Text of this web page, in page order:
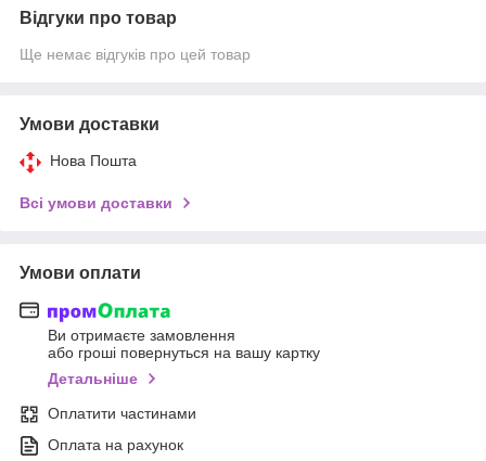
Відгуки про товар
Ще немає відгуків про цей товар
Умови доставки
Нова Пошта
Всі умови доставки
Умови оплати
Ви отримаєте замовлення
або гроші повернуться на вашу картку
Детальніше
Оплатити частинами
Оплата на рахунок